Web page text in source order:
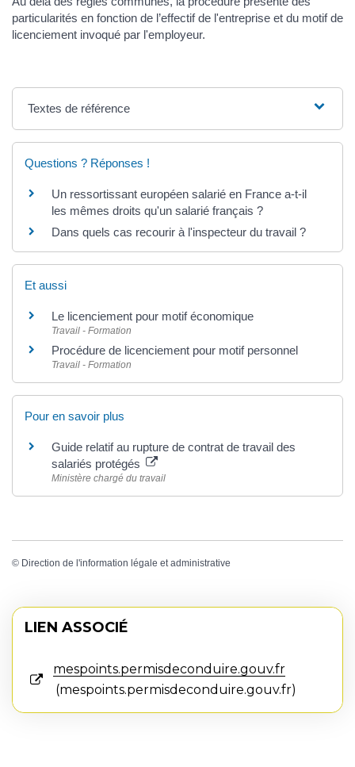
particularités en fonction de l’effectif de l'entreprise et du motif de
licenciement invoqué par l'employeur.
Textes de référence
Questions ? Réponses !
Un ressortissant européen salarié en France a-t-il
les mêmes droits qu'un salarié français ?
Dans quels cas recourir à l'inspecteur du travail ?
Et aussi
Le licenciement pour motif économique
Travail - Formation
Procédure de licenciement pour motif personnel
Travail - Formation
Pour en savoir plus
Guide relatif au rupture de contrat de travail des
salariés protégés
Ministère chargé du travail
© Direction de l'information légale et administrative
LIEN ASSOCIÉ
mespoints.permisdeconduire.gouv.fr
mespoints.permisdeconduire.gouv.fr